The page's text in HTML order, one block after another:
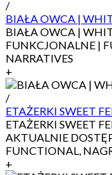
/
BIAŁA OWCA |
BIAŁA OWCA |
FUNKCJONALNE |
NARRATIVES
+
/
ETAŻERKI SWEET
ETAŻERKI SWEET
AKTUALNIE
FUNCTIONAL,
+